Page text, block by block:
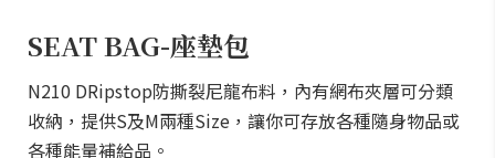
SEAT BAG-座墊包
N210 DRipstop防撕裂尼龍布料，內有網布夾層可分類
收納，提供S及M兩種Size，讓你可存放各種隨身物品或
各種能量補給品。